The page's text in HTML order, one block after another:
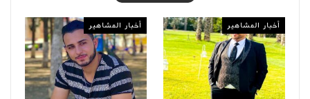
أخبار المشاهير أخبار المشاهير